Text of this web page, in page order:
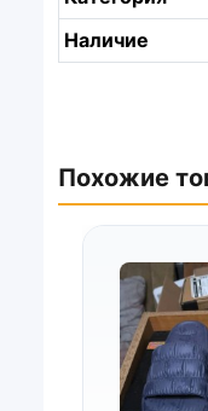
Наличие
Похожие